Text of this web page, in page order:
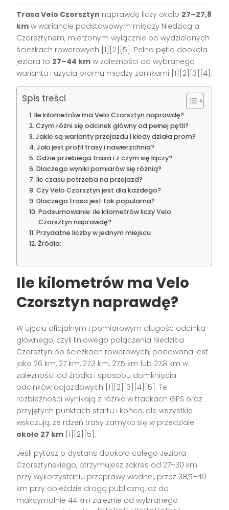
Trasa Velo Czorsztyn naprawdę liczy około 27–27,8
km w wariancie podstawowym między Niedzicą a
Czorsztynem, mierzonym wyłącznie po wydzielonych
ścieżkach rowerowych [1][2][5]. Pełna pętla dookoła
jeziora to 27–44 km w zależności od wybranego
wariantu i użycia promu między zamkami [1][2][3][4].
Spis treści
Ile kilometrów ma Velo Czorsztyn naprawdę?
Czym różni się odcinek główny od pełnej pętli?
Jakie są warianty przejazdu i kiedy działa prom?
Jaki jest profil trasy i nawierzchnia?
Gdzie przebiega trasa i z czym się łączy?
Dlaczego wyniki pomiarów się różnią?
Ile czasu potrzeba na przejazd?
Czy Velo Czorsztyn jest dla każdego?
Dlaczego trasa jest tak popularna?
Podsumowanie: ile kilometrów liczy Velo
Czorsztyn naprawdę?
Przydatne liczby w jednym miejscu
Źródła:
Ile kilometrów ma Velo
Czorsztyn naprawdę?
W ujęciu oficjalnym i pomiarowym długość odcinka
głównego, czyli liniowego połączenia Niedzica
Czorsztyn po ścieżkach rowerowych, podawana jest
jako 26 km, 27 km, 27,3 km, 27,5 km lub 27,8 km w
zależności od źródła i sposobu domknięcia
odcinków dojazdowych [1][2][3][4][5]. Te
rozbieżności wynikają z różnic w trackach GPS oraz
przyjętych punktach startu i końca, ale wszystkie
wskazują, że rdzeń trasy zamyka się w przedziale
około 27 km [1][2][5].
Jeśli pytasz o dystans dookoła całego Jeziora
Czorsztyńskiego, otrzymujesz zakres od 27–30 km
przy wykorzystaniu przeprawy wodnej, przez 38,5–40
km przy objeździe drogą publiczną, aż do
maksymalnie 44 km zależnie od wybranego